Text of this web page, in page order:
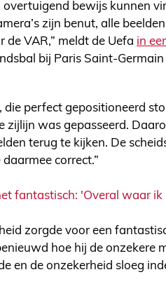
overtuigend bewijs kunnen
zijn benut, alle
de VAR,” meldt de Uefa in
bij Paris Saint-
die perfect gepositioneerd
zijlijn was gepasseerd.
terug te kijken. De
correct.”
fantastisch: 'Overal waar
zorgde voor een
hoe hij de onzekere
en de onzekerheid sloeg